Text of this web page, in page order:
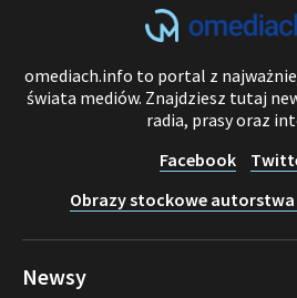
omediach.info to portal z
świata mediów. Znajdziesz tutaj
radia, prasy oraz
Facebook
Obrazy stockowe
Newsy